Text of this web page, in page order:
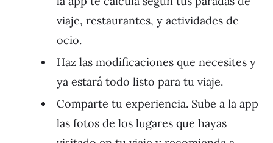
viaje, restaurantes, y actividades de
ocio.
Haz las modificaciones que necesites y
ya estará todo listo para tu viaje.
Comparte tu experiencia. Sube a la app
las fotos de los lugares que hayas